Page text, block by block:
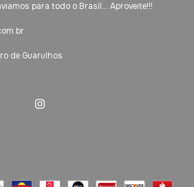
para todo o Brasil... Aproveite!!!
de Guarulhos